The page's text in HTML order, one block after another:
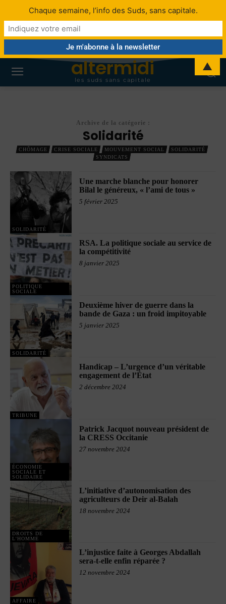
altermidi
les suds sans capitale
Archive de la catégorie :
Solidarité
CHÔMAGE CRISE SOCIALE MOUVEMENT SOCIAL
SOLIDARITÉ
SYNDICATS
SOLIDARITÉ
Une marche blanche pour honorer
Bilal le généreux, « l’ami de tous »
5 février 2025
POLITIQUE
SOCIALE
RSA. La politique sociale au service de
la compétitivité
8 janvier 2025
SOLIDARITÉ
Deuxième hiver de guerre dans la
bande de Gaza : un froid impitoyable
5 janvier 2025
TRIBUNE
Handicap – L’urgence d’un véritable
engagement de l’État
2 décembre 2024
ÉCONOMIE
SOCIALE ET
SOLIDAIRE
Patrick Jacquot nouveau président de
la CRESS Occitanie
27 novembre 2024
DROITS DE
L'HOMME
L’initiative d’autonomisation des
agriculteurs de Deir al-Balah
18 novembre 2024
AFFAIRE
L’injustice faite à Georges Abdallah
sera-t-elle enfin réparée ?
12 novembre 2024
Chaque semaine, l’info des Suds, sans capitale.
▲